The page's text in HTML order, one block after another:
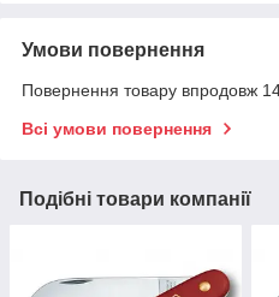
Умови повернення
Повернення товару впродовж
Всі умови повернення
Подібні товари компанії